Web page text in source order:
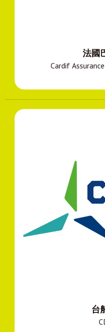
法國
Cardif
台